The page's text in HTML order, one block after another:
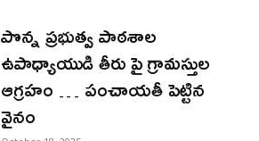
పొన్న ప్రభుత్వ పాఠశాల
ఉపాధ్యాయుడి తీరు పై గ్రామస్తుల
ఆగ్రహం … పంచాయతీ పెట్టిన
వైనం